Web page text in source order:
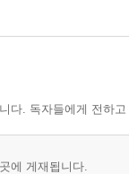
다. 독자들에게 전하
에 게재됩니다.